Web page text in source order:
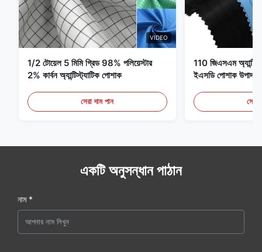
VIDEO
1/2 টোয়েল 5 মিমি গ্রিড 98% পলিয়েস্টার
2% কার্বন অ্যান্টিস্ট্যাটিক পোশাক
সেরা দাম পান
110 জিএসএম অ্যান্টি
ইএসডি পোশাক উপাদান
সেরা
একটি অনুসন্ধান পাঠান
নাম *